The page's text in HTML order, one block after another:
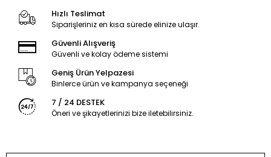
Hızlı Teslimat
Siparişleriniz en kısa sürede elinize ulaşır.
Güvenli Alışveriş
Güvenli ve kolay ödeme sistemi
Geniş Ürün Yelpazesi
Binlerce ürün ve kampanya seçeneği
7 / 24 DESTEK
Öneri ve şikayetlerinizi bize iletebilirsiniz.